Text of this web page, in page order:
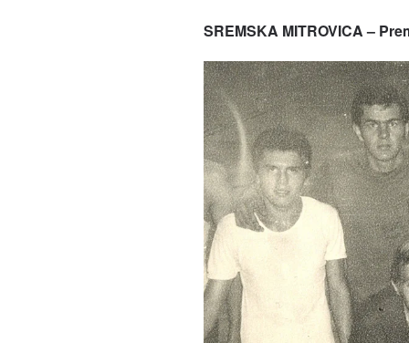
SREMSKA MITROVICA –